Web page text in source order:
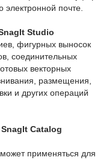
электронной почте.
Studio
фигурных выносок
соединительных
векторных
размещения,
и других операций
Catalog
применяться для